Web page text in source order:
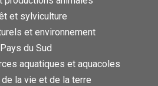
et sylviculture
et environnement
Pays du Sud
aquatiques et aquacoles
la vie et de la terre